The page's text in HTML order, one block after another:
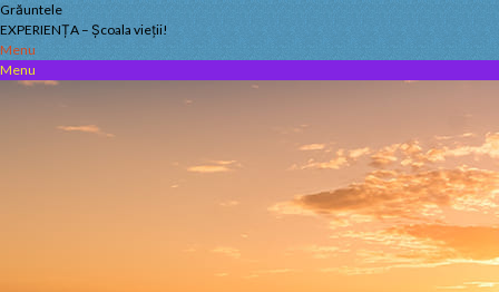
Skip
to
content
Grăuntele
EXPERIENȚA – Școala vieții!
Menu
Menu